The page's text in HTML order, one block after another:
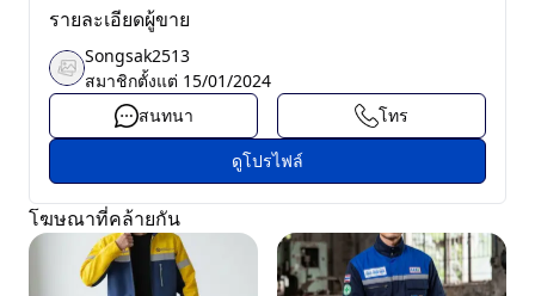
รายละเอียดผู้ขาย
Songsak2513
สมาชิกตั้งแต่ 15/01/2024
สนทนา
โทร
ดูโปรไฟล์
โฆษณาที่คล้ายกัน